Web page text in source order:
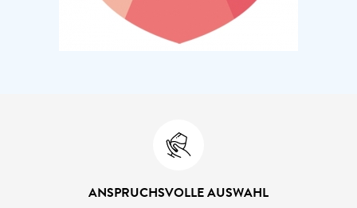
ANSPRUCHSVOLLE AUSWAHL